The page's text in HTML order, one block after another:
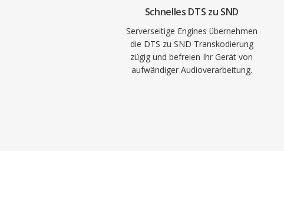
Schnelles DTS zu SND
Serverseitige Engines übernehmen
die DTS zu SND Transkodierung
zügig und befreien Ihr Gerät von
aufwändiger Audioverarbeitung.